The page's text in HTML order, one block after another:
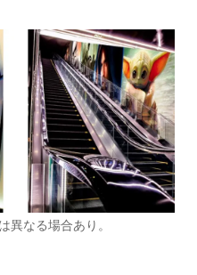
なる場合あり。